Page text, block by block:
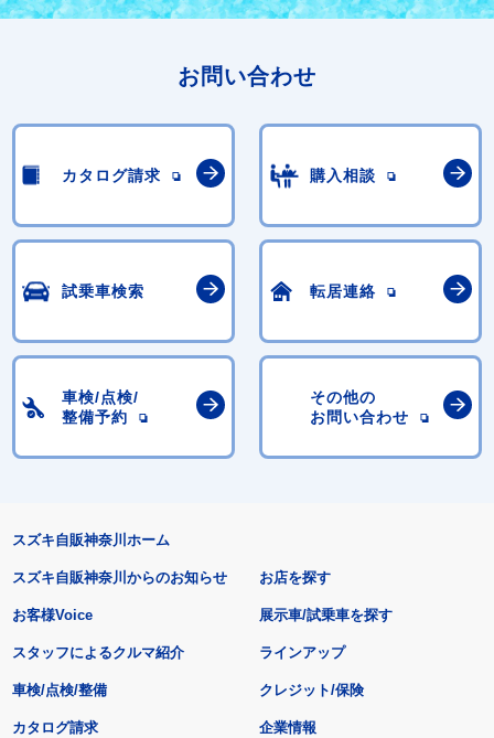
お問い合わせ
カタログ請求 購入相談
試乗車検索 転居連絡
車検/点検/
整備予約
その他の
お問い合わせ
スズキ自販神奈川ホーム
スズキ自販神奈川からのお知らせ
お客様Voice
スタッフによるクルマ紹介
お店を探す
展示車/試乗車を探す
ラインアップ
車検/点検/整備 クレジット/保険
カタログ請求 企業情報